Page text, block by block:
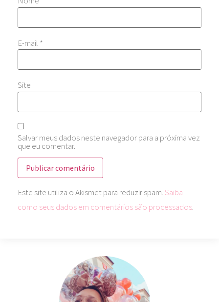
E-mail *
Site
Salvar meus dados neste navegador para a próxima vez
que eu comentar.
Este site utiliza o Akismet para reduzir spam. Saiba
como seus dados em comentários são processados.